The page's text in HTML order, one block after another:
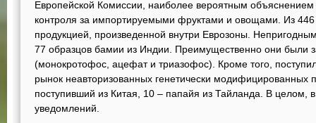
Европейской Комиссии, наиболее вероятным объяснением
контроля за импортируемыми фруктами и овощами. Из 446
продукцией, произведенной внутри Еврозоны.
77 образцов бамии из Индии. Преимущественно они были
(монокротофос, ацефат и триазофос). Кроме того,
рынок неавторизованных генетически модифицированных
поступивший из Китая, 10 – папайя из Тайланда. В целом,
уведомлений.